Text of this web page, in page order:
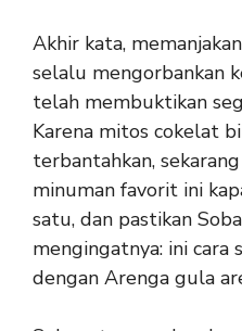
Akhir kata,
selalu mengorbankan
telah membuktikan
Karena mitos cokelat
terbantahkan,
minuman favorit ini
satu, dan pastikan
mengingatnya: ini cara
dengan Arenga gula